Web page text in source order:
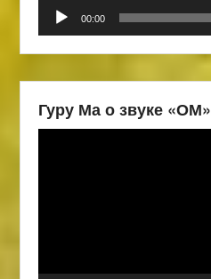
00:00
Гуру Ма о звуке «ОМ»